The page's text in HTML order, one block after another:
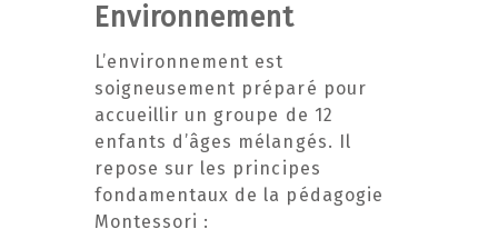
Environnement
L’environnement est
soigneusement préparé pour
accueillir un groupe de 12
enfants d’âges mélangés. Il
repose sur les principes
fondamentaux de la pédagogie
Montessori :